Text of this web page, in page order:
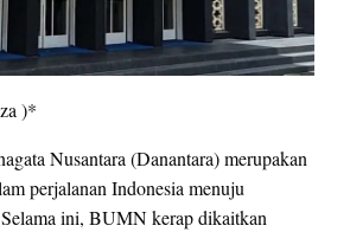
)*
Nusantara (Danantara) merupakan
perjalanan Indonesia menuju
ini, BUMN kerap dikaitkan